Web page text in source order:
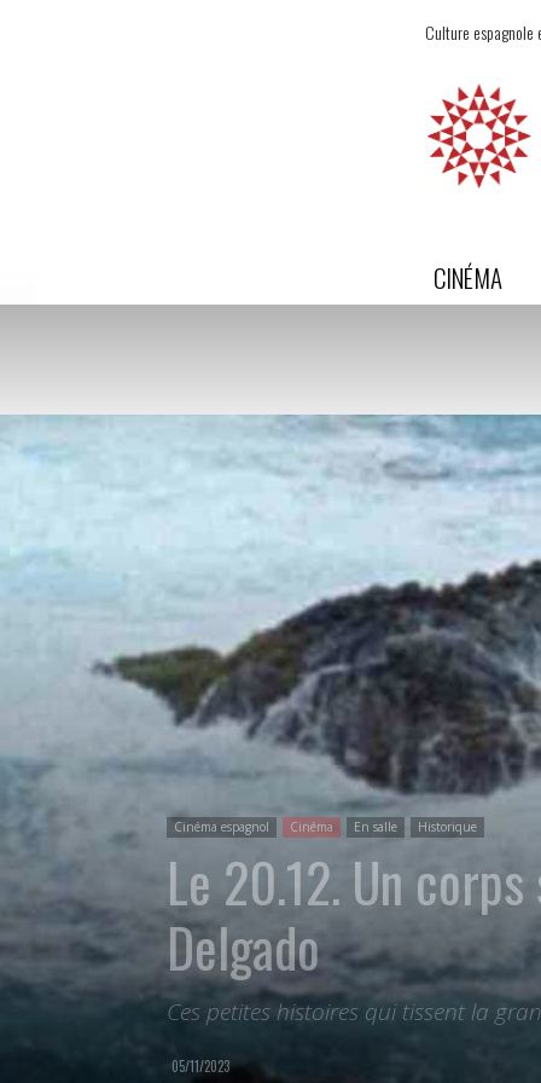
Culture espagnole
CINÉMA
Cinéma espagnol Cinéma En salle Historique
Le 20.12. Un
Delgado
Ces petites histoires qui tissent la
05/11/2023